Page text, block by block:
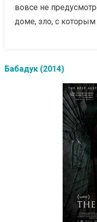
вовсе не
доме, зло, с которым
Бабадук (2014)